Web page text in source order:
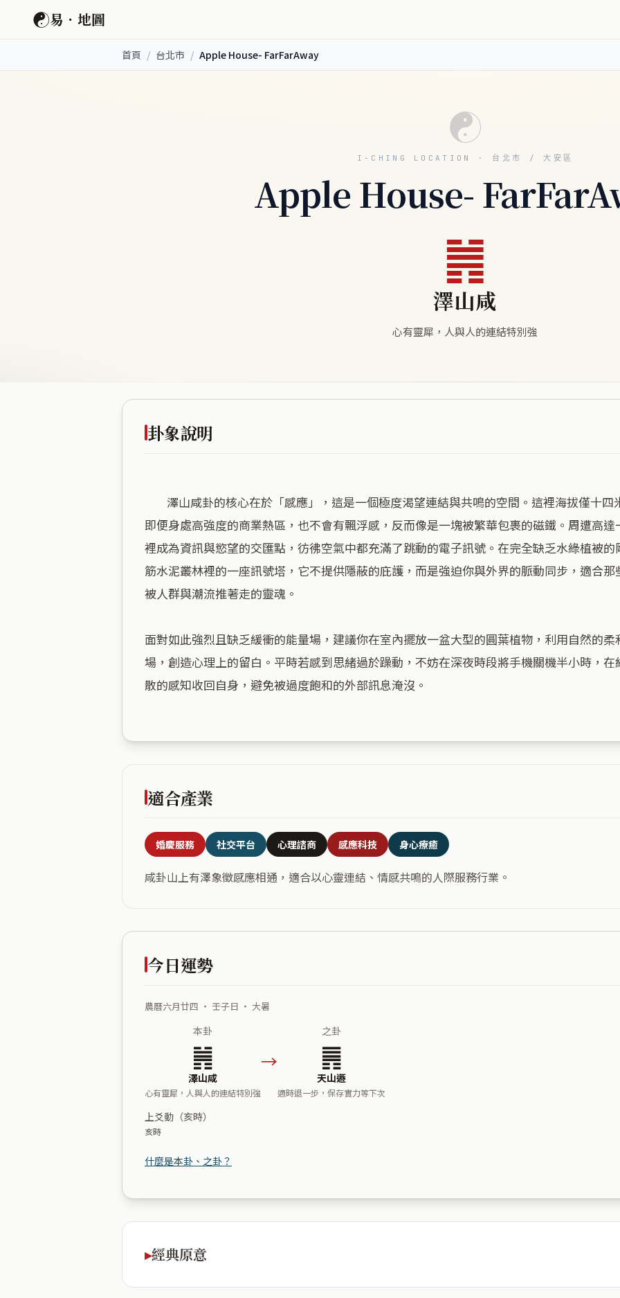
☯易．地圖
首頁 / 台北市 / Apple House- FarFarAway
☯
I-CHING LOCATION · 台北市 / 大安區
Apple House-
䷞
澤山咸
心有靈犀，人與人的連結特別強
卦象說明
即便身處高強度的商業熱區，也不會有飄浮感，反而像是一塊被繁華包裹的磁鐵。周遭高
裡成為資訊與慾望的交匯點，彷彿空氣中都充滿了跳動的電子訊號。在完全缺乏水綠植被
筋水泥叢林裡的一座訊號塔，它不提供隱蔽的庇護，而是強迫你與外界的脈動同步，適合
被人群與潮流推著走的靈魂。
面對如此強烈且缺乏緩衝的能量場，建議你在室內擺放一盆大型的圓葉植物，利用自然的
場，創造心理上的留白。平時若感到思緒過於躁動，不妨在深夜時段將手機關機半小時，
散的感知收回自身，避免被過度飽和的外部訊息淹沒。
適合產業
婚慶服務 社交平台 心理諮商 感應科技 身心療癒
咸卦山上有澤象徵感應相通，適合以心靈連結、情感共鳴的人際服務行業。
今日運勢
農曆六月廿四 ・ 壬子日 ・ 大暑
本卦
䷞
澤山咸
心有靈犀，人與人的連結特別強
→
之卦
䷠
天山遯
適時退一步，保存實力等下次
上爻動（亥時）
亥時
什麼是本卦、之卦？
經典原意